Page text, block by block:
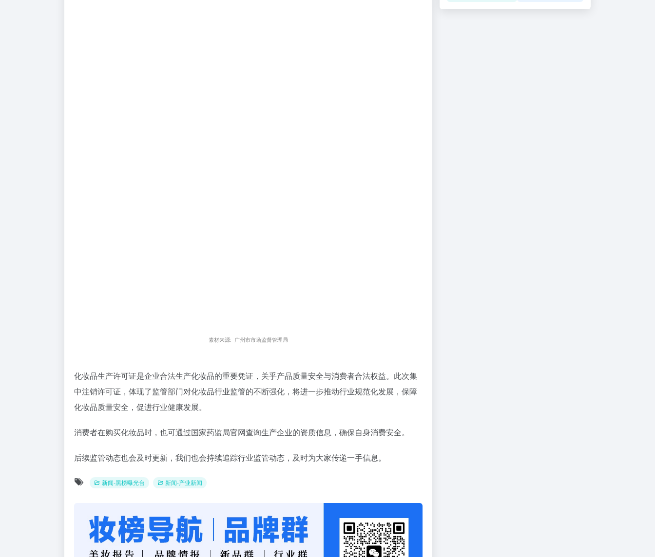
素材来源: 广州市市场监督管理局
化妆品生产许可证是企业合法生产化妆品的重要凭证，关乎产品质量安全与消费者合法权益。此次集
中注销许可证，体现了监管部门对化妆品行业监管的不断强化，将进一步推动行业规范化发展，保障
化妆品质量安全，促进行业健康发展。
消费者在购买化妆品时，也可通过国家药监局官网查询生产企业的资质信息，确保自身消费安全。
后续监管动态也会及时更新，我们也会持续追踪行业监管动态，及时为大家传递一手信息。
新闻-黑榜曝光台 新闻-产业新闻